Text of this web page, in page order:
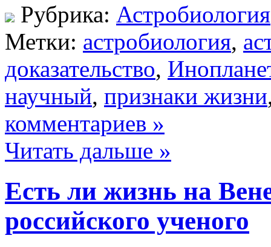
Рубрика: Астробиология
Метки: астробиология,
доказательство,
научный, признаки жизни
комментариев »
Читать дальше »
Есть ли жизнь на
российского ученого